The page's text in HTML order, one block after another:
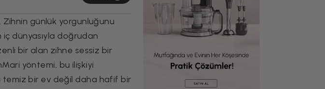
Zihnin günlük yorgunluğunu
iç dünyasıyla doğrudan
bir alan zihne sessiz bir
yöntemi, bu ilişkiyi
temiz bir ev değil daha hafif bir